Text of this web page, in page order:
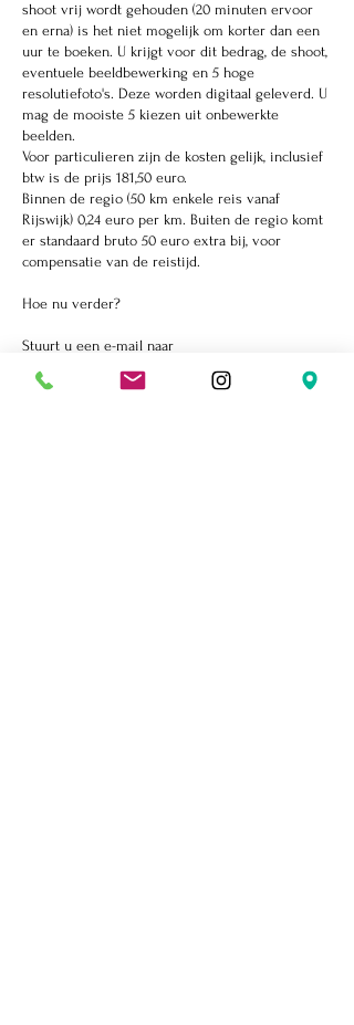
shoot vrij wordt gehouden (20 minuten ervoor
en erna) is het niet mogelijk om korter dan een
uur te boeken. U krijgt voor dit bedrag, de shoot,
eventuele beeldbewerking en 5 hoge
resolutiefoto's. Deze worden digitaal geleverd. U
mag de mooiste 5 kiezen uit onbewerkte
beelden.
Voor particulieren zijn de kosten gelijk, inclusief
btw is de prijs 181,50 euro.
Binnen de regio (50 km enkele reis vanaf
Rijswijk) 0,24 euro per km. Buiten de regio komt
er standaard bruto 50 euro extra bij, voor
compensatie van de reistijd.
Hoe nu verder?
Stuurt u een e-mail naar
info@mauritsvanhout.com of bel direct tel 06-
50624221. U krijgt meestal een antwoord binnen